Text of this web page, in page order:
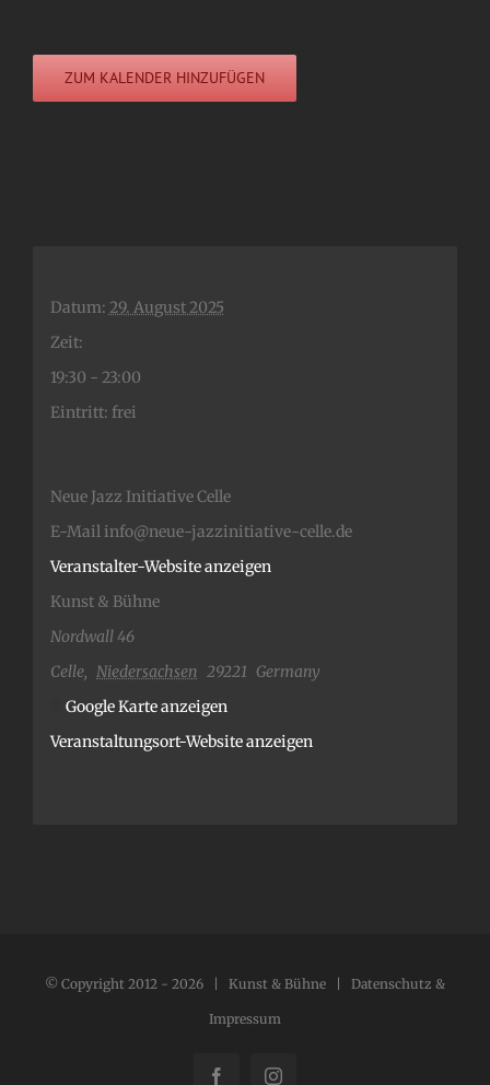
ZUM KALENDER HINZUFÜGEN
Datum: 29. August 2025
Zeit:
19:30 - 23:00
Eintritt: frei
Kunst & Bühne
Nordwall 46
Celle, Niedersachsen 29221 Germany
Google Karte anzeigen
Veranstaltungsort-Website anzeigen
Neue Jazz Initiative Celle
E-Mail info@neue-jazzinitiative-celle.de
Veranstalter-Website anzeigen
© Copyright 2012 - 2026 | Kunst & Bühne | Datenschutz &
Impressum